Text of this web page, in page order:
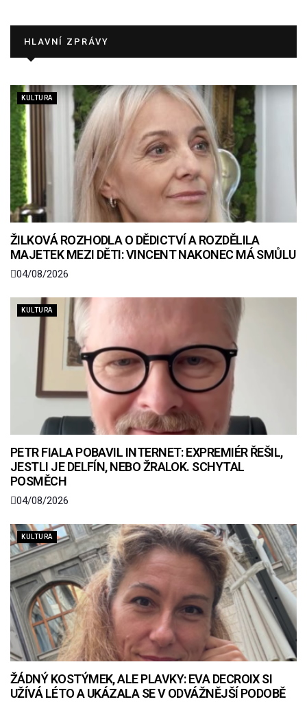
HLAVNÍ ZPRÁVY
KULTURA
ŽILKOVÁ ROZHODLA O DĚDICTVÍ A ROZDĚLILA
MAJETEK MEZI DĚTI: VINCENT NAKONEC MÁ SMŮLU
04/08/2026
KULTURA
PETR FIALA POBAVIL INTERNET: EXPREMIÉR ŘEŠIL,
JESTLI JE DELFÍN, NEBO ŽRALOK. SCHYTAL
POSMĚCH
04/08/2026
KULTURA
ŽÁDNÝ KOSTÝMEK, ALE PLAVKY: EVA DECROIX SI
UŽÍVÁ LÉTO A UKÁZALA SE V ODVÁŽNĚJŠÍ PODOBĚ